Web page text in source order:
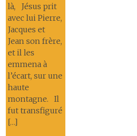
là, Jésus prit
avec lui Pierre,
Jacques et
Jean son frère,
et il les
emmena à
l’écart, sur une
haute
montagne. Il
fut transfiguré
[…]